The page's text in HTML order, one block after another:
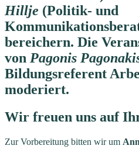
Hillje (Politik- und
bereichern. Die
von Pagonis
Bildungsreferent
moderiert.
Wir freuen uns auf
Zur Vorbereitung bitten wir um